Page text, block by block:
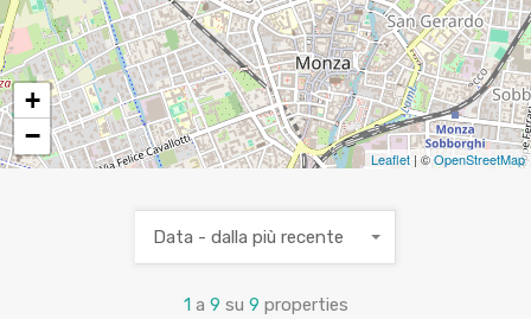
+
−
Leaflet | ©OpenStreetMap
1 a 9 su 9 properties
Data - dalla più recente